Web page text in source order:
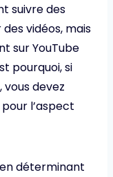
suivre des
vidéos, mais
sur YouTube
pourquoi, si
devez
l’aspect
déterminant